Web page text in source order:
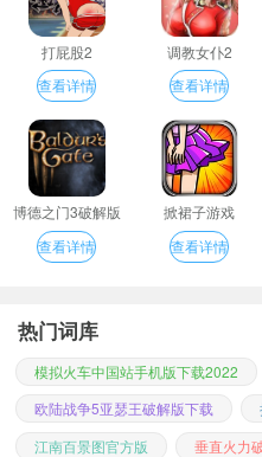
打屁股2
查看详情
调教女仆2
查看详情
博德之门3破解版
查看详情
掀裙子游戏
查看详情
热门词库
模拟火车中国站手机版下载2022
欧陆战争5亚瑟王破解版下载
江南百景图官方版
垂直火力